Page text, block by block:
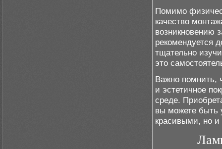
Помимо
качество
возникновению
рекомендуется
тщательно
это
Важно помнить,
и эстетичное
среде.
вы можете быть
красивыми, но